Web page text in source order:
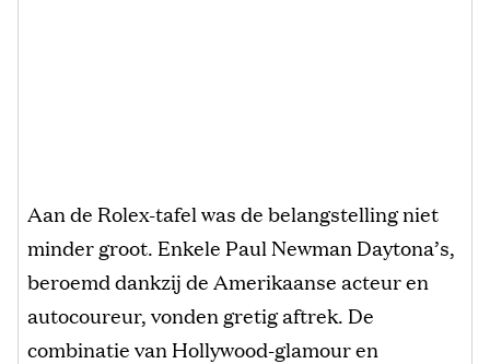
Aan de Rolex-tafel was de belangstelling niet
minder groot. Enkele Paul Newman Daytona’s,
beroemd dankzij de Amerikaanse acteur en
autocoureur, vonden gretig aftrek. De
combinatie van Hollywood-glamour en